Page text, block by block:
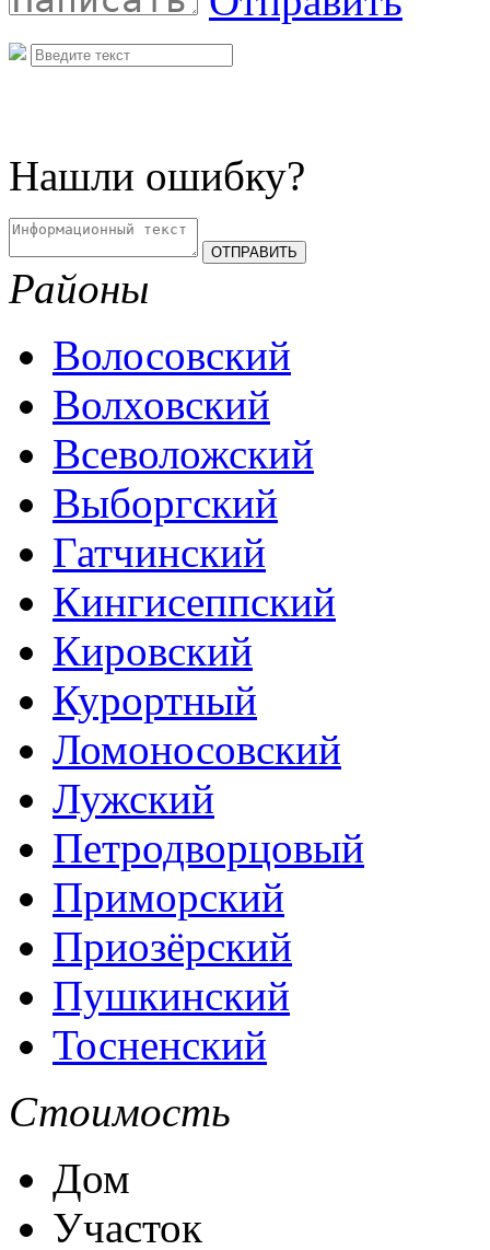
Нашли ошибку?
Районы
Волосовский
Волховский
Всеволожский
Выборгский
Гатчинский
Кингисеппский
Кировский
Курортный
Ломоносовский
Лужский
Петродворцовый
Приморский
Приозёрский
Пушкинский
Тосненский
Стоимость
Дом
Участок